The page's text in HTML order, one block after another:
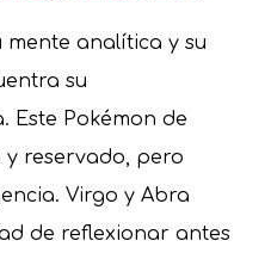
analítica y su
su
Este Pokémon de
reservado, pero
Virgo y Abra
de reflexionar antes